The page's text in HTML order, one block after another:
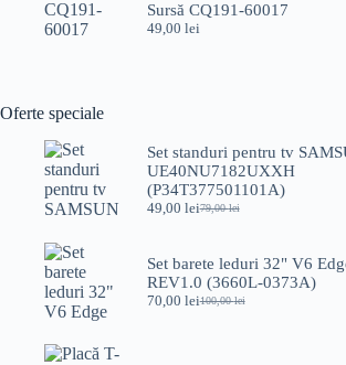
Sursă CQ191-60017
49,00 lei
Oferte speciale
Set standuri pentru tv
UE40NU7182UXXH
(P34T377501101A)
79,00lei
Prețul
fost:
79,00 lei.
49,00 leiPrețul
49,00 lei.
Set barete leduri 32" V6
REV1.0 (3660L-0373A)
100,00lei
Prețul
70,00 leiPrețul